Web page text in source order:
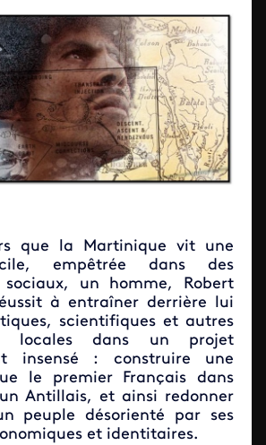
que la Martinique vit une
empêtrée dans des
sociaux, un homme, Robert
à entraîner derrière lui
scientifiques et autres
locales dans un projet
insensé : construire une
le premier Français dans
Antillais, et ainsi redonner
peuple désorienté par ses
et identitaires.